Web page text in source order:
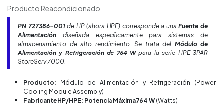
Producto Reacondicionado
PN 727386-001de HP (ahora HPE) corresponde a unaFuente de
Alimentación diseñada específicamente para sistemas de
almacenamiento de alto rendimiento. Se trata del Módulo de
Alimentación y Refrigeración de 764 Wpara la serie HPE 3PAR
StoreServ 7000.
Producto:
Módulo de Alimentación y Refrigeración (Power
Cooling Module Assembly)
FabricanteHP/HPE: Potencia Máxima764 W (Watts)